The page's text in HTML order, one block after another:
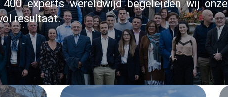
experts wereldwijd begeleiden wij onze
resultaat.